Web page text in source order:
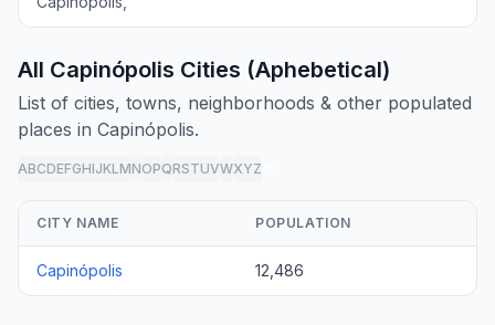
All Capinópolis Cities (Aphebetical)
List of cities, towns, neighborhoods & other populated
places in Capinópolis.
ABCDEFGHIJKLMNOPQRSTUVWXYZ
CITY NAME POPULATION
Capinópolis 12,486